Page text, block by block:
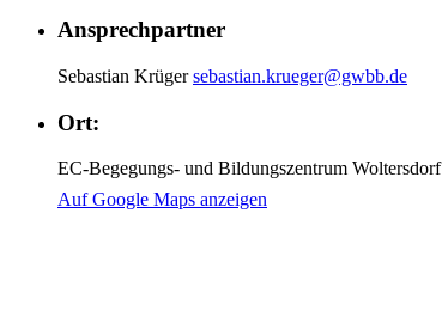
Ansprechpartner
Sebastian Krüger sebastian.krueger@gwbb.de
Ort:
EC-Begegungs- und Bildungszentrum Woltersdorf
Auf Google Maps anzeigen